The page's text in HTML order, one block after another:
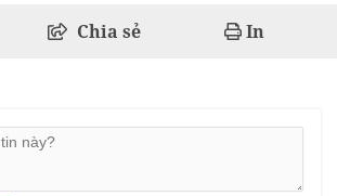
Chia sẻ In